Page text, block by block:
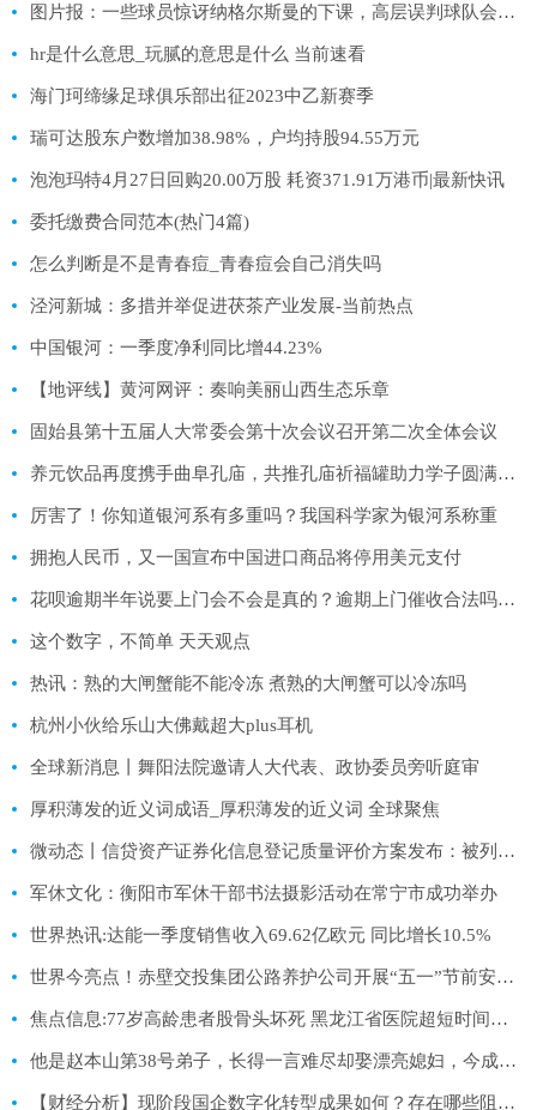
图片报：一些球员惊讶纳格尔斯曼的下课，高层误判球队会因此解脱|天天播报
hr是什么意思_玩腻的意思是什么 当前速看
海门珂缔缘足球俱乐部出征2023中乙新赛季
瑞可达股东户数增加38.98%，户均持股94.55万元
泡泡玛特4月27日回购20.00万股 耗资371.91万港币|最新快讯
委托缴费合同范本(热门4篇)
怎么判断是不是青春痘_青春痘会自己消失吗
泾河新城：多措并举促进茯茶产业发展-当前热点
中国银河：一季度净利同比增44.23%
【地评线】黄河网评：奏响美丽山西生态乐章
固始县第十五届人大常委会第十次会议召开第二次全体会议
养元饮品再度携手曲阜孔庙，共推孔庙祈福罐助力学子圆满高考
厉害了！你知道银河系有多重吗？我国科学家为银河系称重
拥抱人民币，又一国宣布中国进口商品将停用美元支付
花呗逾期半年说要上门会不会是真的？逾期上门催收合法吗？-每日观点
这个数字，不简单 天天观点
热讯：熟的大闸蟹能不能冷冻 煮熟的大闸蟹可以冷冻吗
杭州小伙给乐山大佛戴超大plus耳机
全球新消息丨舞阳法院邀请人大代表、政协委员旁听庭审
厚积薄发的近义词成语_厚积薄发的近义词 全球聚焦
微动态丨信贷资产证券化信息登记质量评价方案发布：被列入限制名单业务暂停受理
军休文化：衡阳市军休干部书法摄影活动在常宁市成功举办
世界热讯:达能一季度销售收入69.62亿欧元 同比增长10.5%
世界今亮点！赤壁交投集团公路养护公司开展“五一”节前安全应急演练活动
焦点信息:77岁高龄患者股骨头坏死 黑龙江省医院超短时间完成全部手术操作
他是赵本山第38号弟子，长得一言难尽却娶漂亮媳妇，今成人生赢家-环球热讯
【财经分析】现阶段国企数字化转型成果如何？存在哪些阻碍？